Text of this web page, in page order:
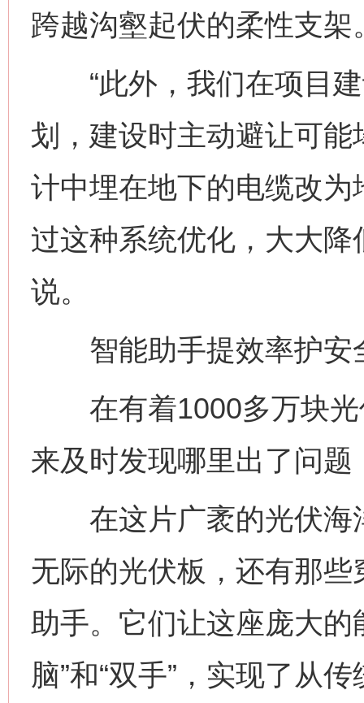
跨越沟壑起伏的柔性支架
“此外，我们在项目建
划，建设时主动避让可
计中埋在地下的电缆改为
过这种系统优化，大大降
说。
智能助手提效率护安
在有着1000多万块光
来及时发现哪里出了问
在这片广袤的光伏海
无际的光伏板，还有那
助手。它们让这座庞大的
脑”和“双手”，实现了从